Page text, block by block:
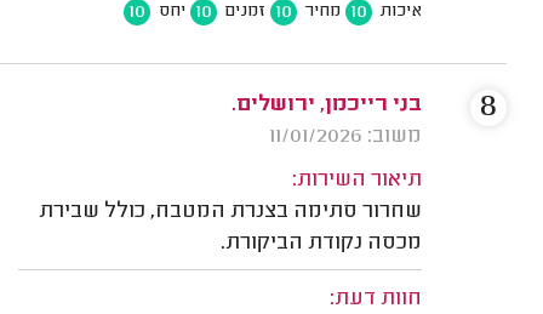
איכות 10 מחיר 10 זמנים 10 יחס 10
בני רייכמן, ירושלים.
משוב: 11/01/2026
תיאור השירות:
שחרור סתימה בצנרת המטבח, כולל שבירת
מכסה נקודת הביקורת.
חוות דעת:
8